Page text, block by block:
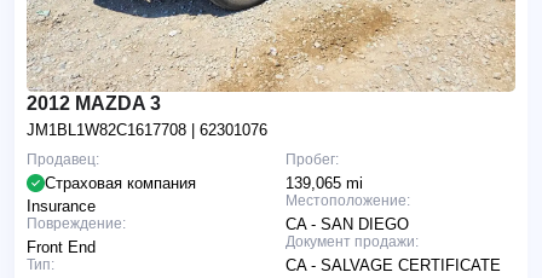
2012 MAZDA 3
JM1BL1W82C1617708 | 62301076
Пробег:
139,065 mi
Местоположение:
CA - SAN DIEGO
Документ продажи:
CA - SALVAGE CERTIFICATE
Продавец:
Страховая компания
Insurance
Повреждение:
Front End
Тип: